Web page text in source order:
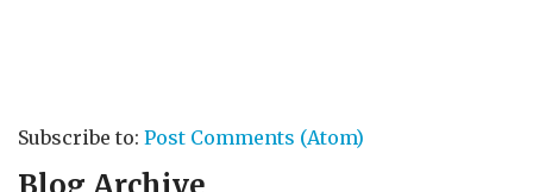
Subscribe to: Post Comments (Atom)